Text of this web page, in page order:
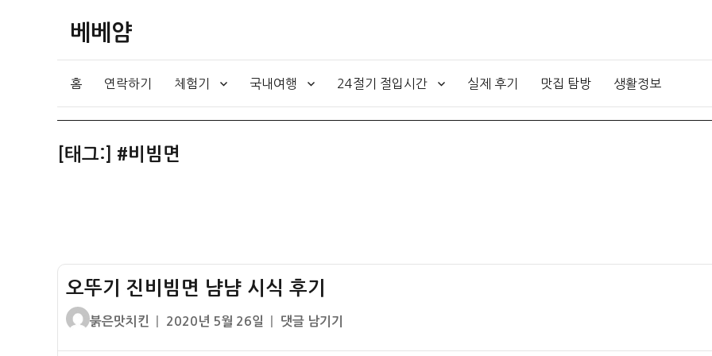
베베얌
홈 연락하기 체험기 국내여행 24절기 절입시간 실제 후기 맛집 탐방 생활정보
[태그:] #비빔면
오뚜기 진비빔면 냠냠 시식 후기
글
붉은맛치킨
작
2020년 5월 26일
오
댓글 남기기